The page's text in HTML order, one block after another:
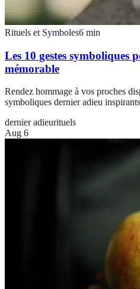
Rituels et Symboles6 min
Les 10 gestes symboliques
mémorable
Rendez hommage à vos proches
symboliques dernier adieu
dernier adieurituels
Aug 6